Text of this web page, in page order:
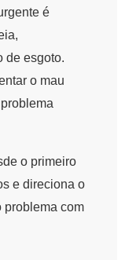
é
de esgoto.
o mau
o primeiro
e direciona o
problema com